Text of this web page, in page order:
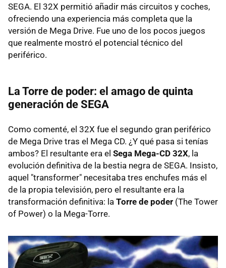
SEGA. El 32X permitió añadir más circuitos y coches,
ofreciendo una experiencia más completa que la
versión de Mega Drive. Fue uno de los pocos juegos
que realmente mostró el potencial técnico del
periférico.
La Torre de poder: el amago de quinta
generación de SEGA
Como comenté, el 32X fue el segundo gran periférico
de Mega Drive tras el Mega CD. ¿Y qué pasa si tenías
ambos? El resultante era el Sega Mega-CD 32X, la
evolución definitiva de la bestia negra de SEGA. Insisto,
aquel "transformer" necesitaba tres enchufes más el
de la propia televisión, pero el resultante era la
transformación definitiva: la Torre de poder (The Tower
of Power) o la Mega-Torre.